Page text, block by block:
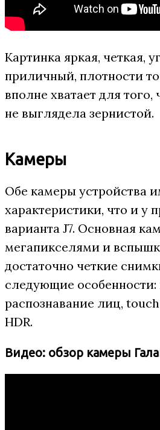
Картинка яркая, четкая,
приличный, плотности
вполне хватает для того,
не выглядела зернистой.
Камеры
Обе камеры устройства
характеристики, что и у
варианта J7. Основная
мегапикселями и
достаточно четкие
следующие особенности:
распознавание лиц,
HDR.
Видео: обзор камеры